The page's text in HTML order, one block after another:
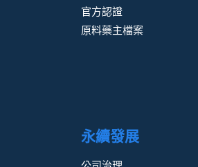
官方認證
原料藥主檔案
永續發展